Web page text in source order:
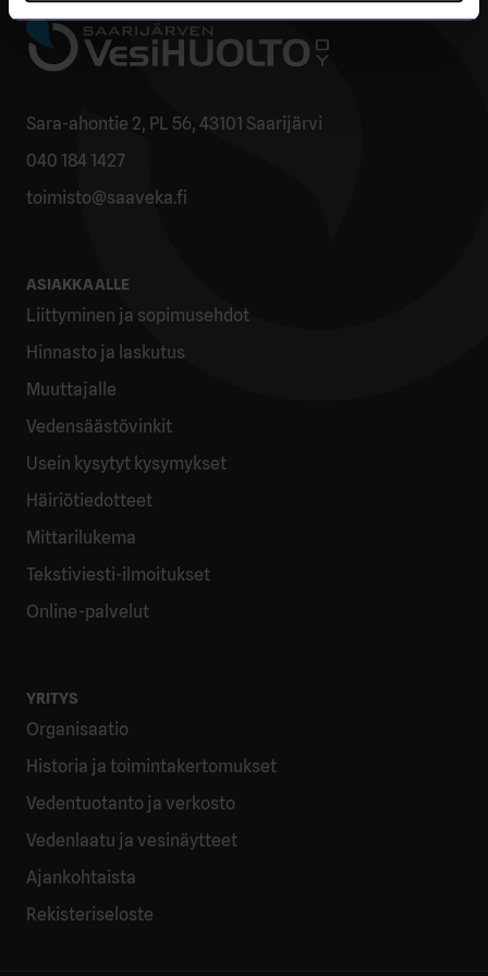
Sara-ahontie 2, PL 56, 43101 Saarijärvi
040 184 1427
toimisto@saaveka.fi
ASIAKKAALLE
Liittyminen ja sopimusehdot
Hinnasto ja laskutus
Muuttajalle
Vedensäästövinkit
Usein kysytyt kysymykset
Häiriötiedotteet
Mittarilukema
Tekstiviesti-ilmoitukset
Online-palvelut
YRITYS
Organisaatio
Historia ja toimintakertomukset
Vedentuotanto ja verkosto
Vedenlaatu ja vesinäytteet
Ajankohtaista
Rekisteriseloste